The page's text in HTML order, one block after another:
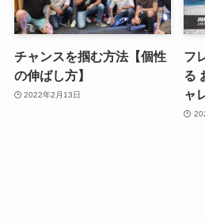
チャンスを掴む方法【個性
の伸ばし方】
2022年2月13日
フ
る
ャ